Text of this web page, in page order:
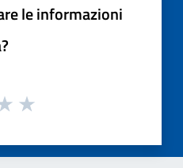
le informazioni